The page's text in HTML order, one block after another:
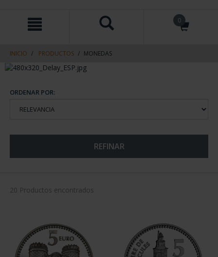
contenido
navegacin
0
INICIO PRODUCTOS MONEDAS
ORDENAR POR:
REFINAR
20 Productos encontrados